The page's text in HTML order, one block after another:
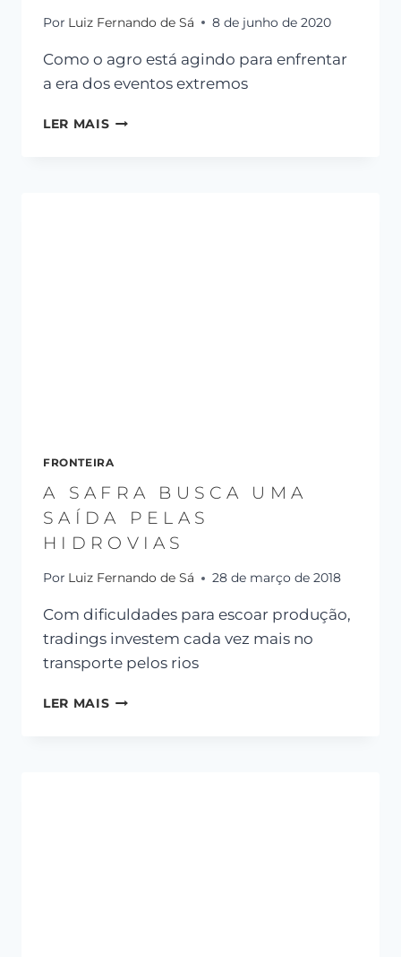
Por Luiz Fernando de Sá 8 de junho de 2020
Como o agro está agindo para enfrentar
a era dos eventos extremos
LER MAIS
FRONTEIRA
A SAFRA BUSCA UMA
SAÍDA PELAS
HIDROVIAS
Por Luiz Fernando de Sá 28 de março de 2018
Com dificuldades para escoar produção,
tradings investem cada vez mais no
transporte pelos rios
LER MAIS